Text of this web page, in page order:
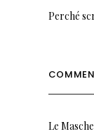
Perché
Le